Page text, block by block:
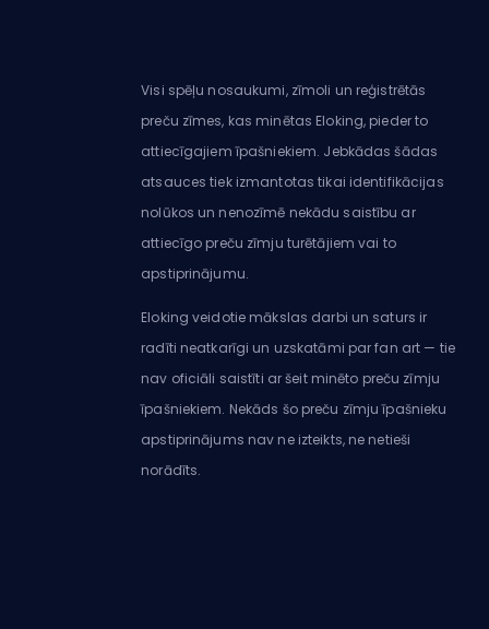
Visi spēļu nosaukumi, zīmoli un reģistrētās
preču zīmes, kas minētas Eloking, pieder to
attiecīgajiem īpašniekiem. Jebkādas šādas
atsauces tiek izmantotas tikai identifikācijas
nolūkos un nenozīmē nekādu saistību ar
attiecīgo preču zīmju turētājiem vai to
apstiprinājumu.
Eloking veidotie mākslas darbi un saturs ir
radīti neatkarīgi un uzskatāmi par fan art — tie
nav oficiāli saistīti ar šeit minēto preču zīmju
īpašniekiem. Nekāds šo preču zīmju īpašnieku
apstiprinājums nav ne izteikts, ne netieši
norādīts.